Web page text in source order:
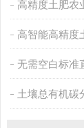
高精度土肥农
高智能高精度
无需空白标准
土壤总有机碳